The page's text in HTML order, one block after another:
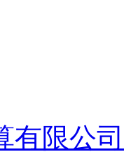
有限公司